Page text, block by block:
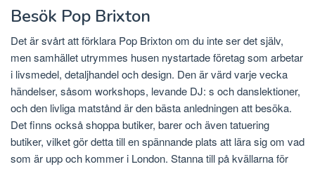
Besök Pop Brixton
Det är svårt att förklara Pop Brixton om du inte ser det själv,
men samhället utrymmes husen nystartade företag som arbetar
i livsmedel, detaljhandel och design. Den är värd varje vecka
händelser, såsom workshops, levande DJ: s och danslektioner,
och den livliga matstånd är den bästa anledningen att besöka.
Det finns också shoppa butiker, barer och även tatuering
butiker, vilket gör detta till en spännande plats att lära sig om vad
som är upp och kommer i London. Stanna till på kvällarna för